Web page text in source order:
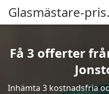
Glasmästare-
Få 3 offerter
Inhämta 3 kostnadsfria